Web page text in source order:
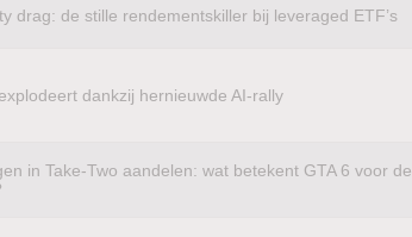
drag: de stille rendementskiller bij leveraged ETF’s
dankzij hernieuwde AI-rally
in Take-Two aandelen: wat betekent GTA 6 voor de